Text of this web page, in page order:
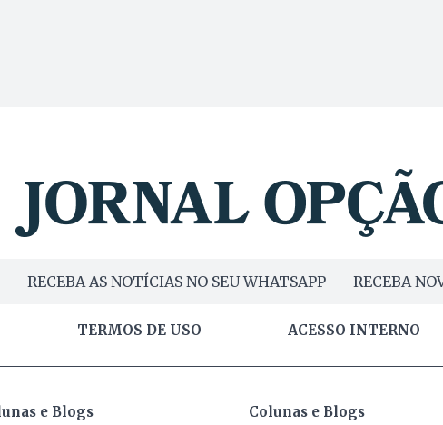
RECEBA AS NOTÍCIAS NO SEU WHATSAPP RECEBA
TERMOS DE USO ACESSO INTERNO
e Blogs Colunas e Blogs